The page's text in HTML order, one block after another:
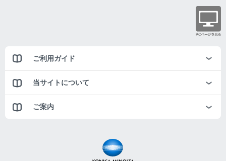
ご利用ガイド
当サイトについて
ご案内